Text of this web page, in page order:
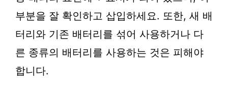
부분을 잘 확인하고 삽입하세요. 또한, 새 배
터리와 기존 배터리를 섞어 사용하거나 다
른 종류의 배터리를 사용하는 것은 피해야
합니다.